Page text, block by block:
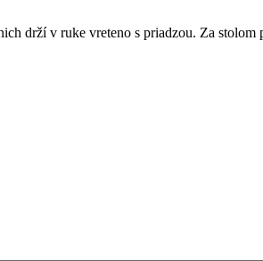
drží v ruke vreteno s priadzou. Za stolom